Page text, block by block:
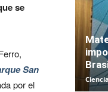
se
San
por el